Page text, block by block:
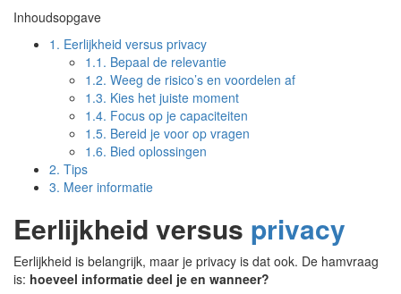
Inhoudsopgave
1. Eerlijkheid versus privacy
1.1. Bepaal de relevantie
1.2. Weeg de risico’s en voordelen af
1.3. Kies het juiste moment
1.4. Focus op je capaciteiten
1.5. Bereid je voor op vragen
1.6. Bied oplossingen
2. Tips
3. Meer informatie
Eerlijkheid versus privacy
Eerlijkheid is belangrijk, maar je privacy is dat ook. De hamvraag
is: hoeveel informatie deel je en wanneer?